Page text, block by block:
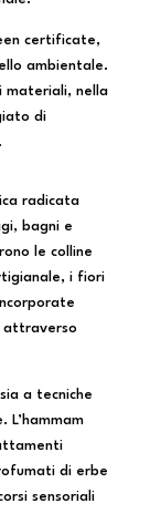
certificate,
ambientale.
materiali, nella
di
radicata
bagni e
le colline
i fiori
attraverso
a tecniche
di erbe
sensoriali